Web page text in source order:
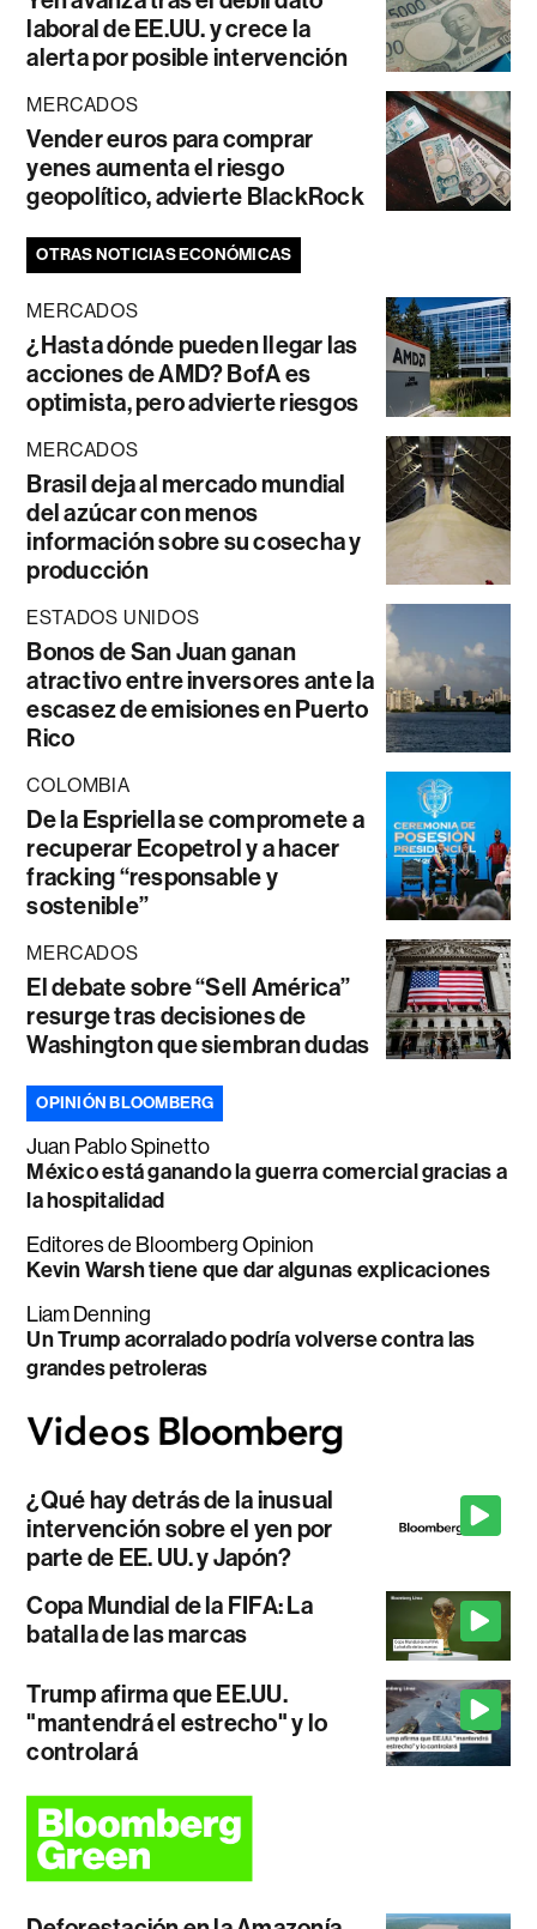
laboral de EE.UU. y crece la
alerta por posible intervención
MERCADOS
Vender euros para comprar
yenes aumenta el riesgo
geopolítico, advierte BlackRock
OTRAS NOTICIAS ECONÓMICAS
MERCADOS
¿Hasta dónde pueden llegar las
acciones de AMD? BofA es
optimista, pero advierte riesgos
MERCADOS
Brasil deja al mercado mundial
del azúcar con menos
información sobre su cosecha y
producción
ESTADOS UNIDOS
Bonos de San Juan ganan
atractivo entre inversores ante la
escasez de emisiones en Puerto
Rico
COLOMBIA
De la Espriella se compromete a
recuperar Ecopetrol y a hacer
fracking “responsable y
sostenible”
MERCADOS
El debate sobre “Sell América”
resurge tras decisiones de
Washington que siembran dudas
OPINIÓN BLOOMBERG
Juan Pablo Spinetto
México está ganando la guerra comercial gracias a
la hospitalidad
Editores de Bloomberg Opinion
Kevin Warsh tiene que dar algunas explicaciones
Liam Denning
Un Trump acorralado podría volverse contra las
grandes petroleras
¿Qué hay detrás de la inusual
intervención sobre el yen por
parte de EE. UU. y Japón?
Copa Mundial de la FIFA: La
batalla de las marcas
Trump afirma que EE.UU.
"mantendrá el estrecho" y lo
controlará